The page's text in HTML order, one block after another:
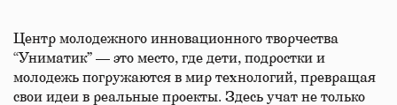
Центр молодежного инновационного творчества
“Униматик” — это место, где дети, подростки и
молодежь погружаются в мир технологий, превращая
свои идеи в реальные проекты. Здесь учат не только